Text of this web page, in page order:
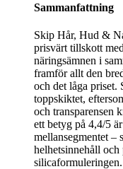
Sammanfattning
Skip Hår, Hud &
prisvärt tillskott
näringsämnen i
framför allt den
och det låga priset.
toppskiktet,
och transparensen
ett betyg på 4,4/5
mellansegmentet –
helhetsinnehåll och
silicaformuleringen.